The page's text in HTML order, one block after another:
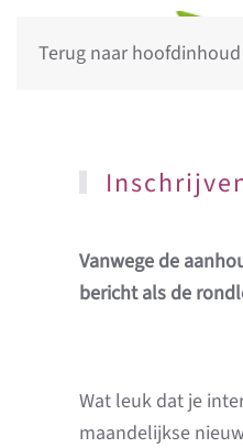
Terug naar hoofdinhoud
Vanwege de
bericht als de
Wat leuk dat je
maandelijkse